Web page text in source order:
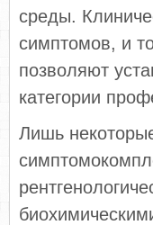
среды.
симптомов, и
позволяют
категории
Лишь